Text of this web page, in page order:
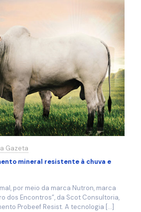
Gazeta
mineral resistente à chuva e
por meio da marca Nutron, marca
dos Encontros”, da Scot Consultoria,
Probeef Resist. A tecnologia […]